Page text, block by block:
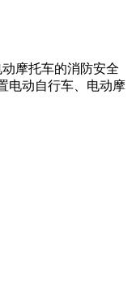
摩托车的消防安全
电动自行车、电动摩